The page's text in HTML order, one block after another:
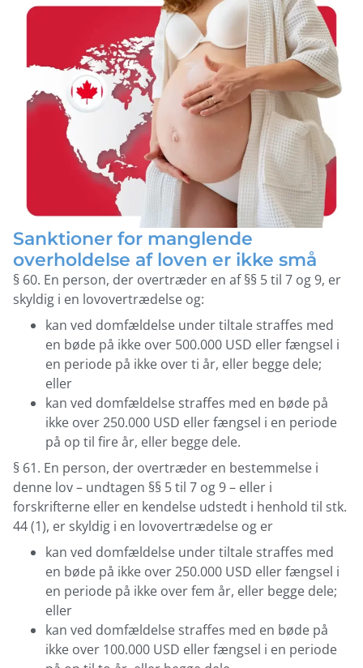
Sanktioner for manglende
overholdelse af loven er ikke små
§ 60. En person, der overtræder en af §§ 5 til 7 og 9, er
skyldig i en lovovertrædelse og:
kan ved domfældelse under tiltale straffes med
en bøde på ikke over 500.000 USD eller fængsel i
en periode på ikke over ti år, eller begge dele;
eller
kan ved domfældelse straffes med en bøde på
ikke over 250.000 USD eller fængsel i en periode
på op til fire år, eller begge dele.
§ 61. En person, der overtræder en bestemmelse i
denne lov – undtagen §§ 5 til 7 og 9 – eller i
forskrifterne eller en kendelse udstedt i henhold til stk.
44 (1), er skyldig i en lovovertrædelse og er
kan ved domfældelse under tiltale straffes med
en bøde på ikke over 250.000 USD eller fængsel i
en periode på ikke over fem år, eller begge dele;
eller
kan ved domfældelse straffes med en bøde på
ikke over 100.000 USD eller fængsel i en periode